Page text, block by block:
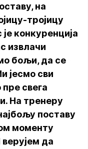
на
тројицу
је конкуренција
извлачи
бољи, да се
јесмо сви
свега
На тренеру
поставу
моменту
да